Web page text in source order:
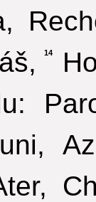
14